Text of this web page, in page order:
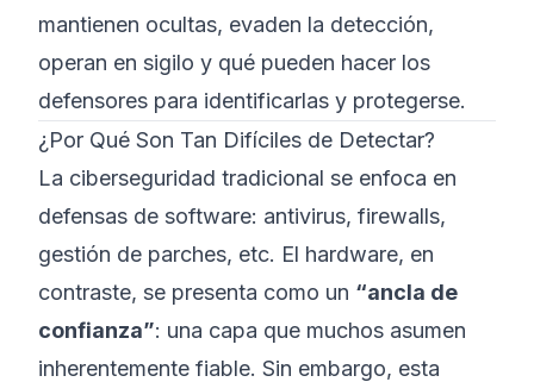
mantienen ocultas, evaden la detección,
operan en sigilo y qué pueden hacer los
defensores para identificarlas y protegerse.
¿Por Qué Son Tan Difíciles de Detectar?
La ciberseguridad tradicional se enfoca en
defensas de software: antivirus, firewalls,
gestión de parches, etc. El hardware, en
contraste, se presenta como un “ancla de
confianza”: una capa que muchos asumen
inherentemente fiable. Sin embargo, esta